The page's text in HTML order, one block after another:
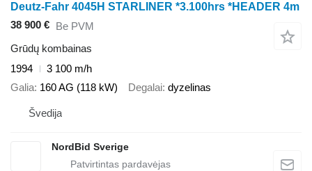
Deutz-Fahr 4045H STARLINER *3.100hrs *HEADER 4m
38 900 € Be PVM
Grūdų kombainas
1994
3 100 m/h
Galia 160 AG (118 kW) Degalai dyzelinas
Švedija
NordBid Sverige